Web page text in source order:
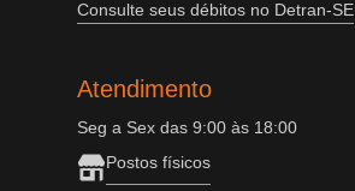
Consulte seus débitos no Detran-SE
Atendimento
Seg a Sex das 9:00 às 18:00
Postos físicos